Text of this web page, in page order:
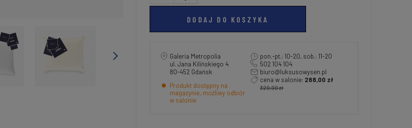
DODAJ DO KOSZYKA
Galeria Metropolia
ul. Jana Kilińskiego 4
80-452 Gdańsk
Produkt dostępny na
magazynie, możliwy odbiór
w salonie
pon.-pt.: 10-20, sob.: 11-20
502 104 104
biuro@luksusowysen.pl
cena w salonie: 288,00 zł
320,00 zł